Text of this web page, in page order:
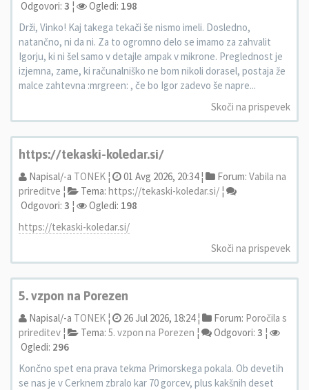
Odgovori: 3 ¦ Ogledi: 198
Drži, Vinko! Kaj takega tekači še nismo imeli. Dosledno,
natančno, ni da ni. Za to ogromno delo se imamo za zahvalit
Igorju, ki ni šel samo v detajle ampak v mikrone. Preglednost je
izjemna, zame, ki računalniško ne bom nikoli dorasel, postaja že
malce zahtevna :mrgreen: , če bo Igor zadevo še napre...
Skoči na prispevek
https://tekaski-koledar.si/
Napisal/-a TONEK ¦ 01 Avg 2026, 20:34 ¦ Forum: Vabila na
prireditve ¦ Tema: https://tekaski-koledar.si/ ¦
Odgovori: 3 ¦ Ogledi: 198
https://tekaski-koledar.si/
Skoči na prispevek
5. vzpon na Porezen
Napisal/-a TONEK ¦ 26 Jul 2026, 18:24 ¦ Forum: Poročila s
prireditev ¦ Tema: 5. vzpon na Porezen ¦ Odgovori: 3 ¦
Ogledi: 296
Končno spet ena prava tekma Primorskega pokala. Ob devetih
se nas je v Cerknem zbralo kar 70 gorcev, plus kakšnih deset